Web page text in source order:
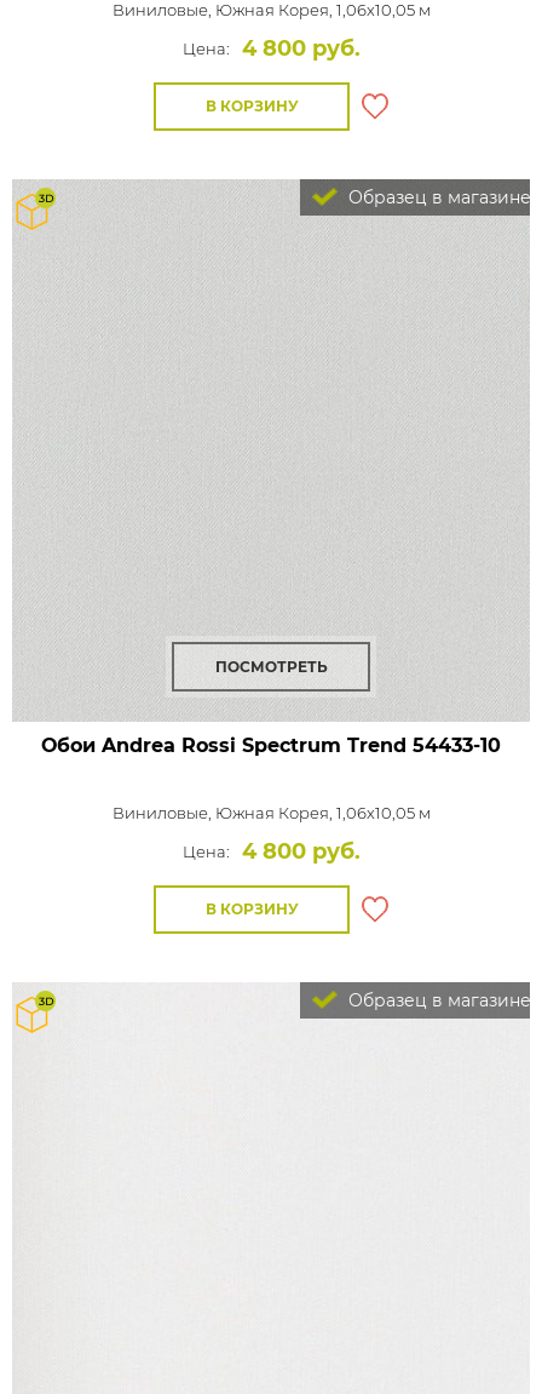
Виниловые, Южная Корея, 1,06x10,05 м
Цена:
4 800 руб.
В КОРЗИНУ
Образец в магазине
ПОСМОТРЕТЬ
Обои Andrea Rossi Spectrum Trend 54433-10
Виниловые, Южная Корея, 1,06x10,05 м
Цена:
4 800 руб.
В КОРЗИНУ
Образец в магазине